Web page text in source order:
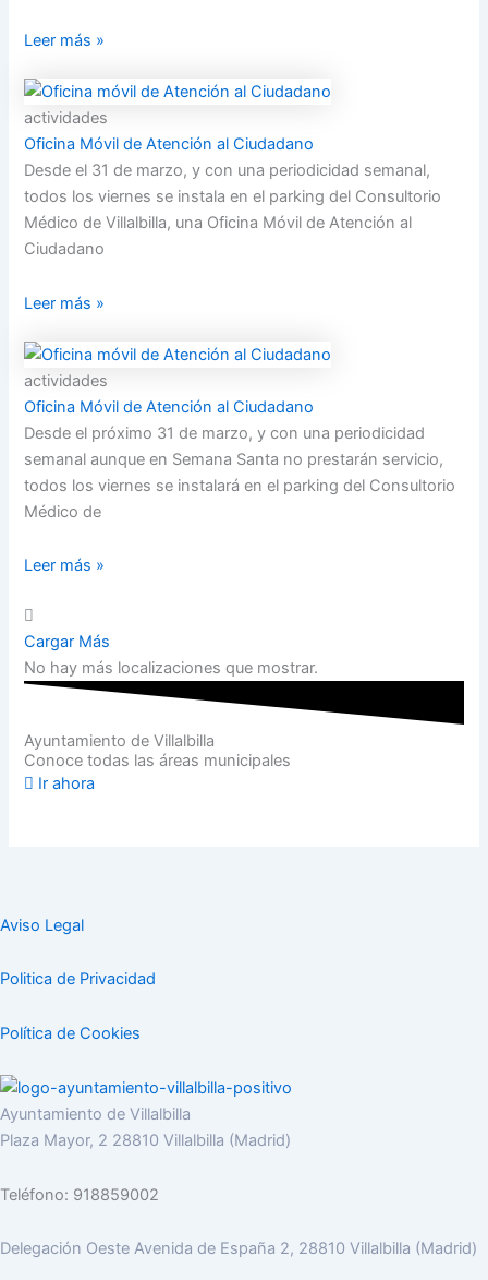
Leer más »
actividades
Oficina Móvil de Atención al Ciudadano
Desde el 31 de marzo, y con una periodicidad semanal,
todos los viernes se instala en el parking del Consultorio
Médico de Villalbilla, una Oficina Móvil de Atención al
Ciudadano
Leer más »
actividades
Oficina Móvil de Atención al Ciudadano
Desde el próximo 31 de marzo, y con una periodicidad
semanal aunque en Semana Santa no prestarán servicio,
todos los viernes se instalará en el parking del Consultorio
Médico de
Leer más »
Cargar Más
No hay más localizaciones que mostrar.
Ayuntamiento de Villalbilla
Conoce todas las áreas municipales
Ir ahora
Aviso Legal
Politica de Privacidad
Política de Cookies
Ayuntamiento de Villalbilla
Plaza Mayor, 2 28810 Villalbilla (Madrid)
Teléfono: 918859002
Delegación Oeste Avenida de España 2, 28810 Villalbilla (Madrid)